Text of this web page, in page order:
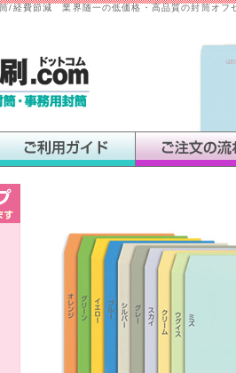
/経費節減 業界随一の低価格・高品質の封筒オフ